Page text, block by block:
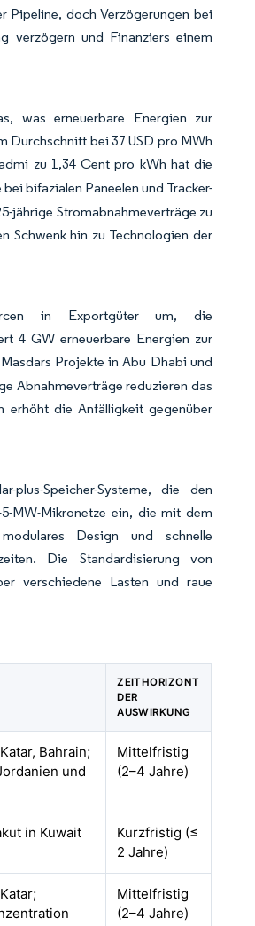
Pipeline, doch Verzögerungen bei
verzögern und Finanziers einem
was erneuerbare Energien zur
Durchschnitt bei 37 USD pro MWh
zu 1,34 Cent pro kWh hat die
bifazialen Paneelen und Tracker-
jährige Stromabnahmeverträge zu
Schwenk hin zu Technologien der
in Exportgüter um, die
4 GW erneuerbare Energien zur
Masdars Projekte in Abu Dhabi und
Abnahmeverträge reduzieren das
erhöht die Anfälligkeit gegenüber
plus-Speicher-Systeme, die den
MW-Mikronetze ein, die mit dem
Design und schnelle
Die Standardisierung von
verschiedene Lasten und raue
ZEITHORIZONT
DER
AUSWIRKUNG
Bahrain;
und
Mittelfristig
(2–4 Jahre)
in Kuwait
Kurzfristig (≤
2 Jahre)
Mittelfristig
(2–4 Jahre)